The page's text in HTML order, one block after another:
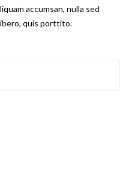
accumsan, nulla sed
quis porttito.